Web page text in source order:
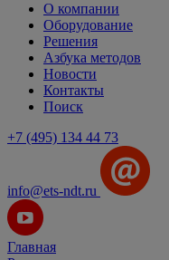
О компании
Оборудование
Решения
Азбука методов
Новости
Контакты
Поиск
+7 (495) 134 44 73
info@ets-ndt.ru
Главная